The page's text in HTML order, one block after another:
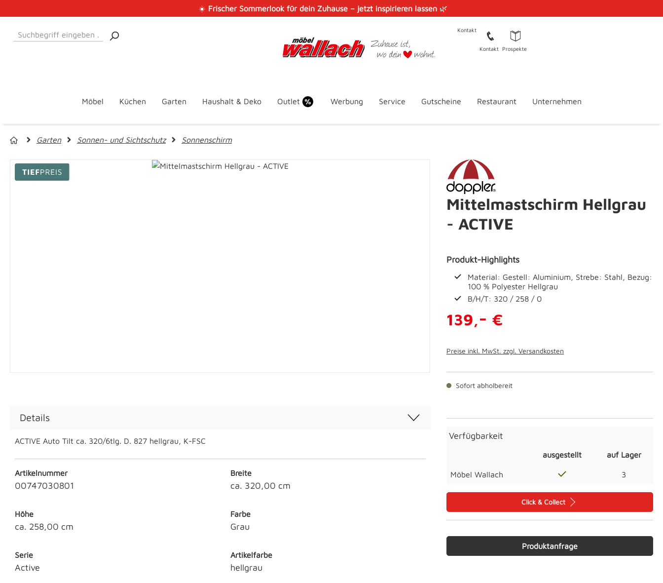
☀️ Frischer Sommerlook für dein Zuhause – jetzt inspirieren lassen 🌿
Kontakt
Kontakt Prospekte
Möbel Küchen Garten Haushalt & Deko Outlet Werbung Service Gutscheine Restaurant Unternehmen
Garten Sonnen- und Sichtschutz Sonnenschirm
Bildergalerie überspringen
Mittelmastschirm Hellgrau
- ACTIVE
Produkt-Highlights
Material: Gestell: Aluminium, Strebe: Stahl, Bezug:
100 % Polyester Hellgrau
B/H/T: 320 / 258 / 0
139,- €
Preise inkl. MwSt. zzgl. Versandkosten
Sofort abholbereit
Verfügbarkeit
ausgestellt auf Lager
Möbel Wallach 3
Click & Collect
Produktanfrage
Details
ACTIVE Auto Tilt ca. 320/6tlg. D. 827 hellgrau, K-FSC
Artikelnummer
00747030801
Breite
ca. 320,00 cm
Höhe
ca. 258,00 cm
Farbe
Grau
Serie
Active
Artikelfarbe
hellgrau